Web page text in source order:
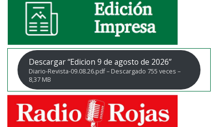
Descargar “Edicion 9 de agosto de 2026”
Diario-Revista-09.08.26.pdf – Descargado 755 veces –
8,37 MB